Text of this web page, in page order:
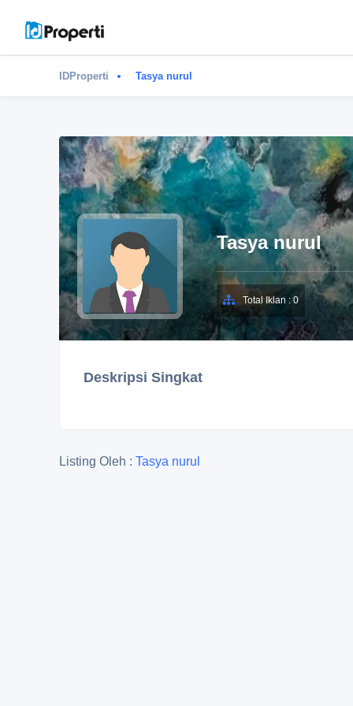
IDProperti Tasya nurul
Tasya nurul
Total Iklan : 0
Deskripsi Singkat
Listing Oleh : Tasya nurul